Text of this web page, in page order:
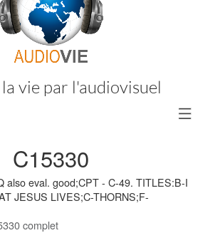
vie par l'audiovisuel
C15330
also eval. good;CPT - C-49. TITLES:B-I
JESUS LIVES;C-THORNS;F-
complet